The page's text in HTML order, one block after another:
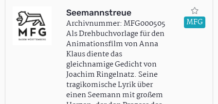
Seemannstreue
Archivnummer: MFG000505
Als Drehbuchvorlage für den
Animationsfilm von Anna
Klaus diente das
gleichnamige Gedicht von
Joachim Ringelnatz. Seine
tragikomische Lyrik über
einen Seemann mit großem
MFG